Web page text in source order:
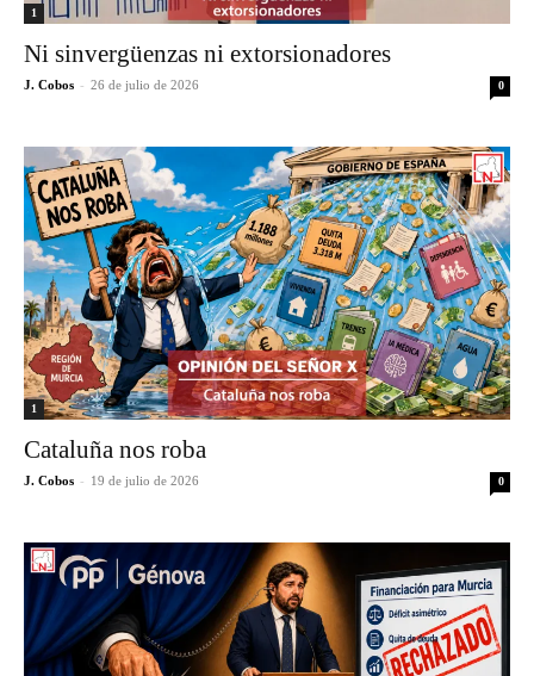
1
Ni sinvergüenzas ni extorsionadores
J. Cobos - 26 de julio de 2026 0
1
Cataluña nos roba
J. Cobos - 19 de julio de 2026 0